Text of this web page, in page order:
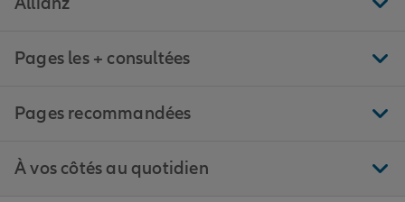
Pages les + consultées
Pages recommandées
À vos côtés au quotidien